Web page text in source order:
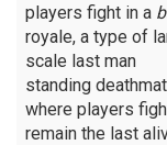
players fight in a
royale, a type of
scale last man
standing
where players
remain the last